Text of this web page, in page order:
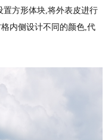
置方形体块,将外表皮进行
内侧设计不同的颜色,代